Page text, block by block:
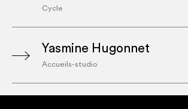
Cycle
Yasmine Hugonnet
Accueils-studio